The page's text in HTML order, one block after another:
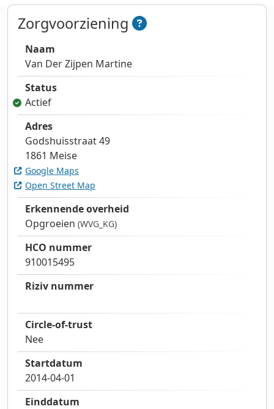
Zorgvoorziening
Naam
Van Der Zijpen Martine
Status
Actief
Adres
Godshuisstraat 49
1861 Meise
Google Maps
Open Street Map
Erkennende overheid
Opgroeien (WVG_KG)
HCO nummer
910015495
Riziv nummer
Circle-of-trust
Nee
Startdatum
2014-04-01
Einddatum